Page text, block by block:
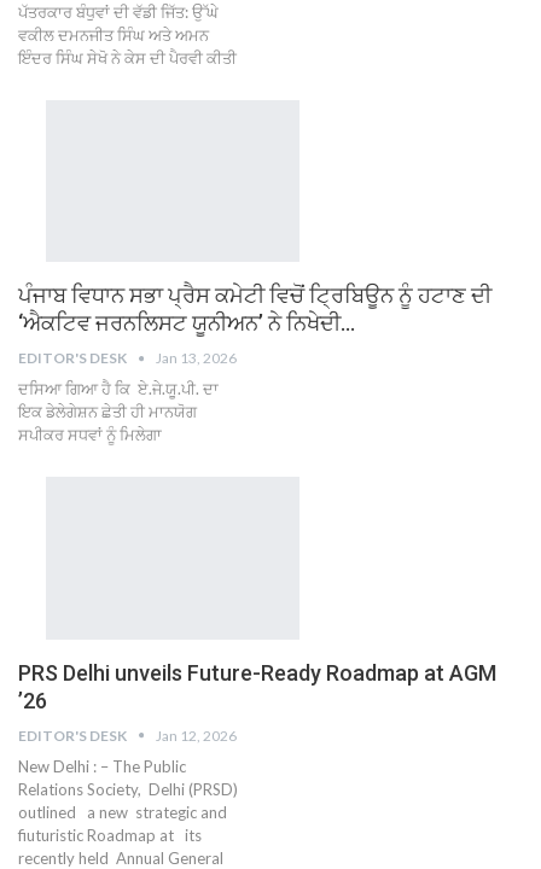
ਪੱਤਰਕਾਰ ਬੰਧੁਵਾਂ ਦੀ ਵੱਡੀ ਜਿੱਤ: ਉੱਘੇ
ਵਕੀਲ ਦਮਨਜੀਤ ਸਿੰਘ ਅਤੇ ਅਮਨ
ਇੰਦਰ ਸਿੰਘ ਸੇਖੋ ਨੇ ਕੇਸ ਦੀ ਪੈਰਵੀ ਕੀਤੀ
ਪੰਜਾਬ ਵਿਧਾਨ ਸਭਾ ਪ੍ਰੈਸ ਕਮੇਟੀ ਵਿਚੋਂ ਟ੍ਰਿਬਿਊਨ ਨੂੰ ਹਟਾਣ ਦੀ
‘ਐਕਟਿਵ ਜਰਨਲਿਸਟ ਯੂਨੀਅਨ’ ਨੇ ਨਿਖੇਦੀ…
EDITOR'S DESK Jan 13, 2026
ਦਸਿਆ ਗਿਆ ਹੈ ਕਿ ਏ.ਜੇ.ਯੂ.ਪੀ. ਦਾ
ਇਕ ਡੇਲੇਗੇਸ਼ਨ ਛੇਤੀ ਹੀ ਮਾਨਯੋਗ
ਸਪੀਕਰ ਸਧਵਾਂ ਨੂੰ ਮਿਲੇਗਾ
PRS Delhi unveils Future-Ready Roadmap at AGM
’26
EDITOR'S DESK Jan 12, 2026
New Delhi : – The Public
Relations Society, Delhi (PRSD)
outlined a new strategic and
fiuturistic Roadmap at its
recently held Annual General